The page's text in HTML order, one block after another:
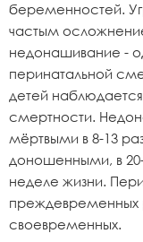
беременностей.
частым
недонашивание -
перинатальной
детей
смертности.
мёртвыми в 8-13
доношенными, в
неделе жизни.
преждевременных
своевременных.